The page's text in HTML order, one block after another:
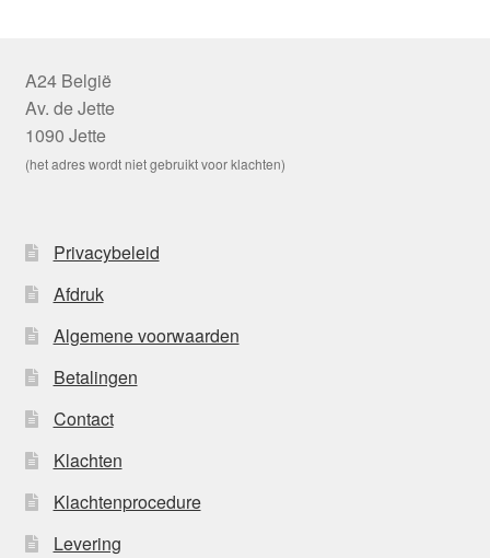
A24 België
Av. de Jette
1090 Jette
(het adres wordt niet gebruikt voor klachten)
Privacybeleid
Afdruk
Algemene voorwaarden
Betalingen
Contact
Klachten
Klachtenprocedure
Levering